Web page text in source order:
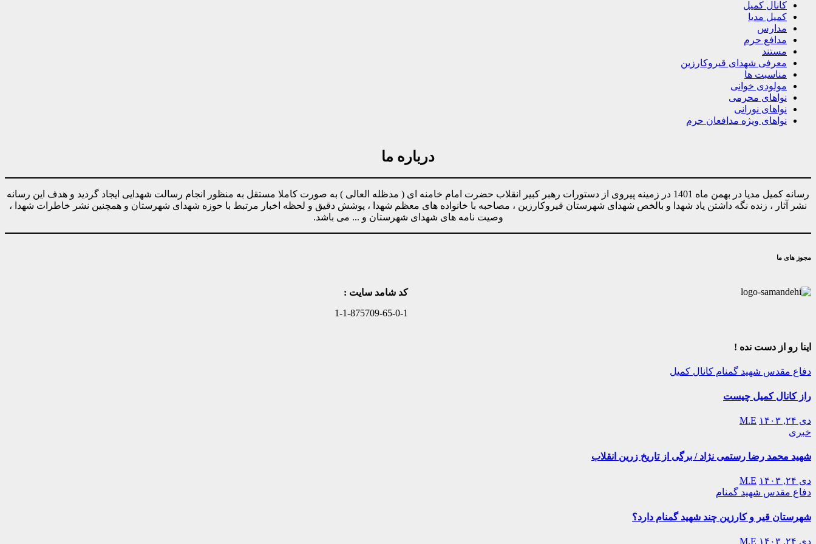
کانال کمیل
کمیل مدیا
مدارس
مدافع حرم
مستند
معرفی شهدای قیروکارزین
مناسبت ها
مولودی خوانی
نواهای محرمی
نواهای نورانی
نواهای ویژه مدافعان حرم
درباره ما
رسانه کمیل مدیا در بهمن ماه 1401 در زمینه پیروی از دستورات رهبر کبیر انقلاب حضرت امام خامنه ای ( مدظله العالی ) به صورت کاملا مستقل به منظور انجام رسالت شهدایی ایجاد گردید و هدف این رسانه
نشر آثار ، زنده نگه داشتن یاد شهدا و بالخص شهدای شهرستان قیروکارزین ، مصاحبه با خانواده های معظم شهدا ، پوشش دقیق و لحظه اخبار مرتبط با حوزه شهدای شهرستان و همچنین نشر خاطرات شهدا ،
وصیت نامه های شهدای شهرستان و ... می باشد.
مجوز های ما
کد شامد سایت :
1-1-875709-65-0-1
اینا رو از دست نده !
دفاع مقدس شهید گمنام کانال کمیل
راز کانال کمیل چیست
دی ۲۴, ۱۴۰۳
M.E
خبری
شهید محمد رضا رستمی نژاد / برگی از تاریخ زرین انقلاب
دی ۲۴, ۱۴۰۳
M.E
دفاع مقدس شهید گمنام
شهرستان قیر و کارزین چند شهید گمنام دارد؟
دی ۲۴, ۱۴۰۳ M.E